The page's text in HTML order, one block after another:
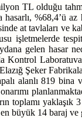
TL olduğu
hasarlı, %68,4’ü
at tavlaları ve
işletmelerde
gelen hasar
Kontrol
Şeker
alanlı 819 bina
toplamı
büyük 14 baraj